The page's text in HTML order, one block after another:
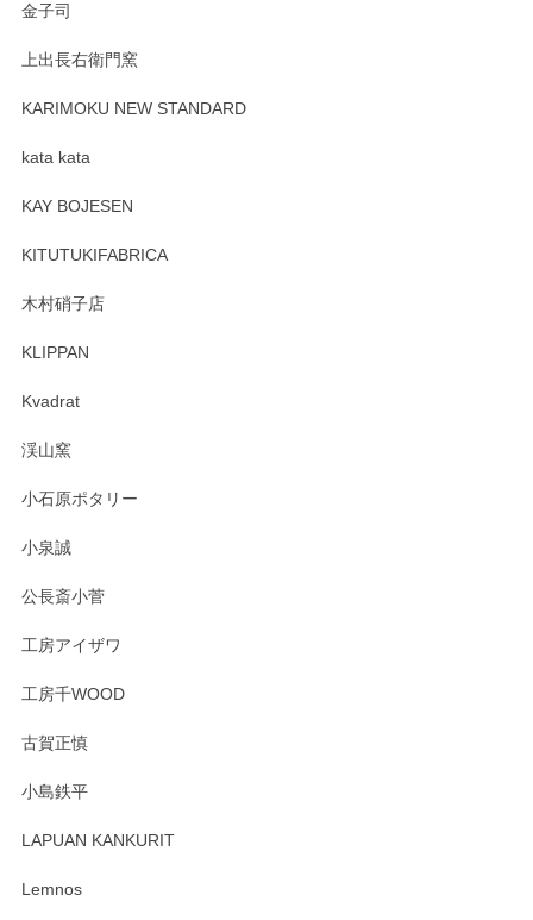
金子司
上出長右衛門窯
KARIMOKU NEW STANDARD
kata kata
KAY BOJESEN
KITUTUKIFABRICA
木村硝子店
KLIPPAN
Kvadrat
渓山窯
小石原ポタリー
小泉誠
公長斎小菅
工房アイザワ
工房千WOOD
古賀正慎
小島鉄平
LAPUAN KANKURIT
Lemnos